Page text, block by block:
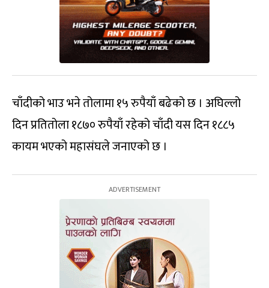
चाँदीको भाउ भने तोलामा १५ रुपैयाँ बढेको छ । अघिल्लो
दिन प्रतितोला १८७० रुपैयाँ रहेको चाँदी यस दिन १८८५
कायम भएको महासंघले जनाएको छ ।